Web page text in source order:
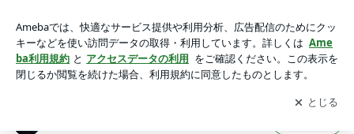
アプリをダウンロードして ブログの更新通知
を受け取りまし
ょう。
開く